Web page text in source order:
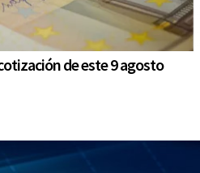
de este 9 agosto